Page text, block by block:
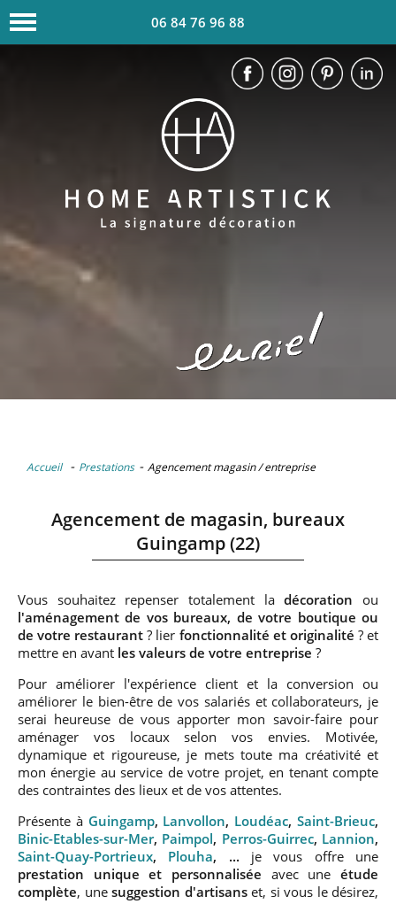
06 84 76 96 88
Accueil - Prestations - Agencement magasin / entreprise
Agencement de magasin, bureaux
Guingamp (22)
Vous souhaitez repenser totalement ladécoration ou
l'aménagement de vos bureaux, de votre boutique ou
de votre restaurant ? lier fonctionnalité et originalité ? et
mettre en avant les valeurs de votre entreprise ?
Pour améliorer l'expérience client et la conversion ou
améliorer le bien-être de vos salariés et collaborateurs, je
serai heureuse de vous apporter mon savoir-faire pour
aménager vos locaux selon vos envies. Motivée,
dynamique et rigoureuse, je mets toute ma créativité et
mon énergie au service de votre projet, en tenant compte
des contraintes des lieux et de vos attentes.
Présente à Guingamp, Lanvollon, Loudéac,Saint-Brieuc,
Binic-Etables-sur-Mer, Paimpol, Perros-Guirrec, Lannion,
Saint-Quay-Portrieux, Plouha, ... je vous offre une
prestation unique et personnalisée avec une étude
complète, une suggestion d'artisanset, si vous le désirez,